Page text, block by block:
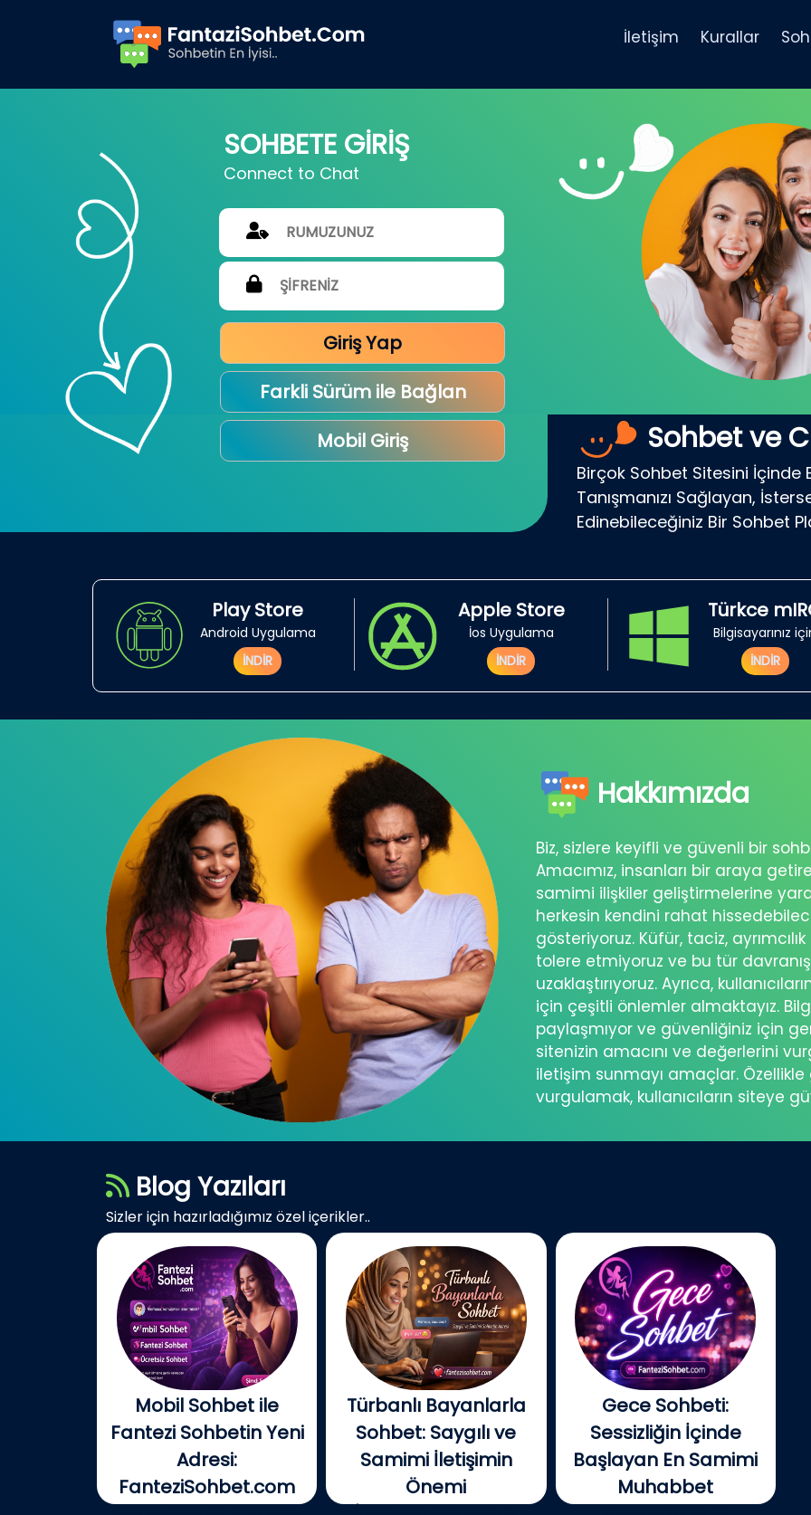
İletişim Kurallar
SOHBETE GİRİŞ
Connect to Chat
Giriş Yap
Farkli Sürüm ile Bağlan
Mobil Giriş
Sohbet ve
Birçok Sohbet Sitesini İçinde
Tanışmanızı Sağlayan,
Edinebileceğiniz Bir Sohbet
Play Store
Android Uygulama
İNDİR
Apple Store
İos Uygulama
İNDİR
Türkce
Bilgisayarınız
İNDİR
Hakkımızda
Biz, sizlere keyifli ve güvenli bir
Amacımız, insanları bir araya
samimi ilişkiler geliştirmelerine
herkesin kendini rahat
gösteriyoruz. Küfür, taciz,
tolere etmiyoruz ve bu tür
uzaklaştırıyoruz. Ayrıca,
için çeşitli önlemler almaktayız.
paylaşmıyor ve güvenliğiniz için
sitenizin amacını ve değerlerini
iletişim sunmayı amaçlar. Özellikle
vurgulamak, kullanıcıların siteye
Blog Yazıları
Sizler için hazırladığımız özel içerikler..
Mobil Sohbet ile
Fantezi Sohbetin Yeni
Adresi:
FanteziSohbet.com
Türbanlı Bayanlarla
Sohbet: Saygılı ve
Samimi İletişimin
Önemi
Gece Sohbeti:
Sessizliğin İçinde
Başlayan En Samimi
Muhabbet